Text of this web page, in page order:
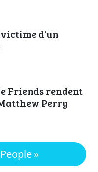
d'un
Friends rendent
Perry
»